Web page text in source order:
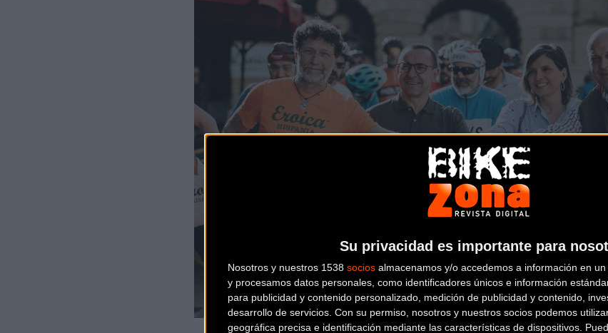
Su privacidad es importante para
Nosotros y nuestros 1538 socios almacenamos y/o accedemos a información en
y procesamos datos personales, como identificadores únicos e información
para publicidad y contenido personalizado, medición de publicidad y contenido,
desarrollo de servicios. Con su permiso, nosotros y nuestros socios podemos
geográfica precisa e identificación mediante las características de dispositivos.